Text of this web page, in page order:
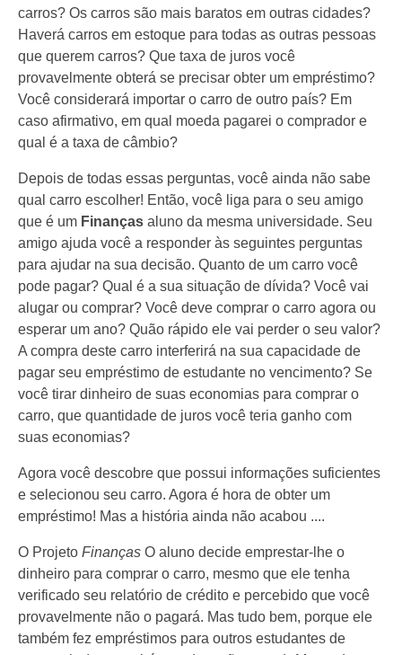
carros? Os carros são mais baratos em outras cidades?
Haverá carros em estoque para todas as outras pessoas
que querem carros? Que taxa de juros você
provavelmente obterá se precisar obter um empréstimo?
Você considerará importar o carro de outro país? Em
caso afirmativo, em qual moeda pagarei o comprador e
qual é a taxa de câmbio?
Depois de todas essas perguntas, você ainda não sabe
qual carro escolher! Então, você liga para o seu amigo
que é um Finanças aluno da mesma universidade. Seu
amigo ajuda você a responder às seguintes perguntas
para ajudar na sua decisão. Quanto de um carro você
pode pagar? Qual é a sua situação de dívida? Você vai
alugar ou comprar? Você deve comprar o carro agora ou
esperar um ano? Quão rápido ele vai perder o seu valor?
A compra deste carro interferirá na sua capacidade de
pagar seu empréstimo de estudante no vencimento? Se
você tirar dinheiro de suas economias para comprar o
carro, que quantidade de juros você teria ganho com
suas economias?
Agora você descobre que possui informações suficientes
e selecionou seu carro. Agora é hora de obter um
empréstimo! Mas a história ainda não acabou ....
O Projeto Finanças O aluno decide emprestar-lhe o
dinheiro para comprar o carro, mesmo que ele tenha
verificado seu relatório de crédito e percebido que você
provavelmente não o pagará. Mas tudo bem, porque ele
também fez empréstimos para outros estudantes de